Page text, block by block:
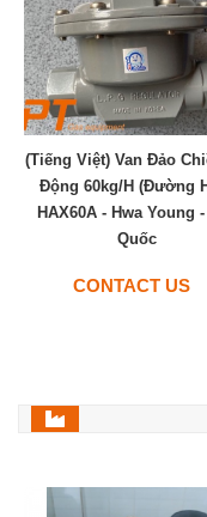
(Tiếng Việt) Van Đảo
Động 60kg/h (Đường
HAX60A - Hwa Young
Quốc
CONTACT US